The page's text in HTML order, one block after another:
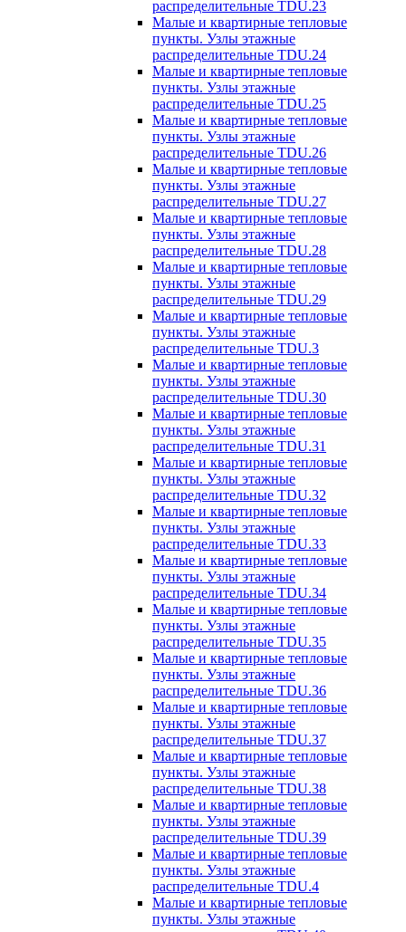
распределительные TDU.23
Малые и квартирные тепловые
пункты. Узлы этажные
распределительные TDU.24
Малые и квартирные тепловые
пункты. Узлы этажные
распределительные TDU.25
Малые и квартирные тепловые
пункты. Узлы этажные
распределительные TDU.26
Малые и квартирные тепловые
пункты. Узлы этажные
распределительные TDU.27
Малые и квартирные тепловые
пункты. Узлы этажные
распределительные TDU.28
Малые и квартирные тепловые
пункты. Узлы этажные
распределительные TDU.29
Малые и квартирные тепловые
пункты. Узлы этажные
распределительные TDU.3
Малые и квартирные тепловые
пункты. Узлы этажные
распределительные TDU.30
Малые и квартирные тепловые
пункты. Узлы этажные
распределительные TDU.31
Малые и квартирные тепловые
пункты. Узлы этажные
распределительные TDU.32
Малые и квартирные тепловые
пункты. Узлы этажные
распределительные TDU.33
Малые и квартирные тепловые
пункты. Узлы этажные
распределительные TDU.34
Малые и квартирные тепловые
пункты. Узлы этажные
распределительные TDU.35
Малые и квартирные тепловые
пункты. Узлы этажные
распределительные TDU.36
Малые и квартирные тепловые
пункты. Узлы этажные
распределительные TDU.37
Малые и квартирные тепловые
пункты. Узлы этажные
распределительные TDU.38
Малые и квартирные тепловые
пункты. Узлы этажные
распределительные TDU.39
Малые и квартирные тепловые
пункты. Узлы этажные
распределительные TDU.4
Малые и квартирные тепловые
пункты. Узлы этажные